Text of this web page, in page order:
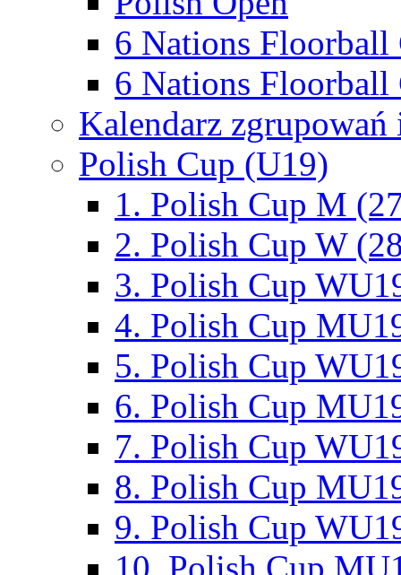
6 Nations Floorball
6 Nations Floorball
Kalendarz
Polish Cup (U19)
1. Polish Cup M
2. Polish Cup W
3. Polish Cup
4. Polish Cup
5. Polish Cup
6. Polish Cup
7. Polish Cup
8. Polish Cup
9. Polish Cup
10. Polish Cup